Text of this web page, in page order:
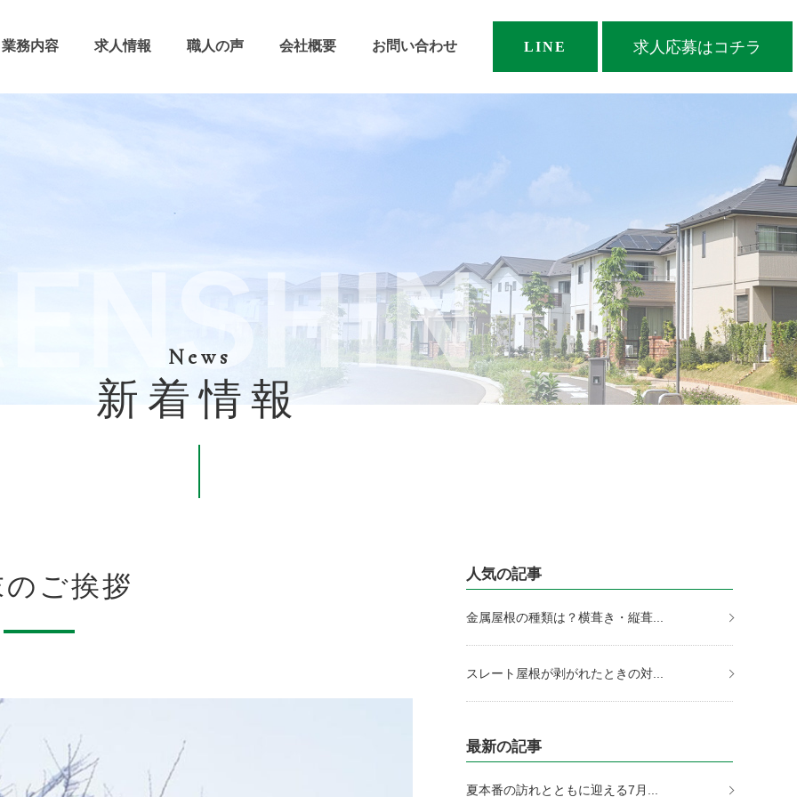
業務内容 求人情報 職人の声 会社概要 お問い合わせ LINE 求人応募はコチラ
News
新着情報
ご挨拶 人気の記事
金属屋根の種類は？横葺き・縦葺...
スレート屋根が剥がれたときの対...
最新の記事
夏本番の訪れとともに迎える7月...